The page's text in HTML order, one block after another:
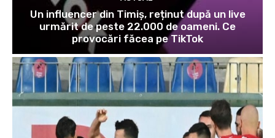
Un influencer din Timiș, reținut după un live
urmărit de peste 22.000 de oameni. Ce
provocări făcea pe TikTok